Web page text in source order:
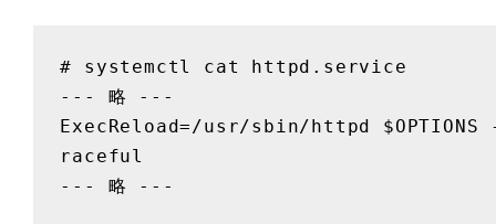
# systemctl cat httpd.service
--- 略 ---
ExecReload=/usr/sbin/httpd $OPTIONS
raceful
--- 略 ---